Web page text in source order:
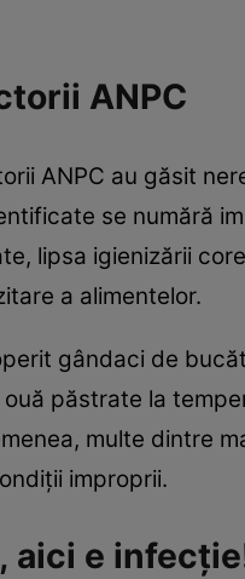
ANPC
ANPC au găsit
se numără
lipsa igienizării
a alimentelor.
gândaci de
păstrate la
multe dintre
improprii.
aici e